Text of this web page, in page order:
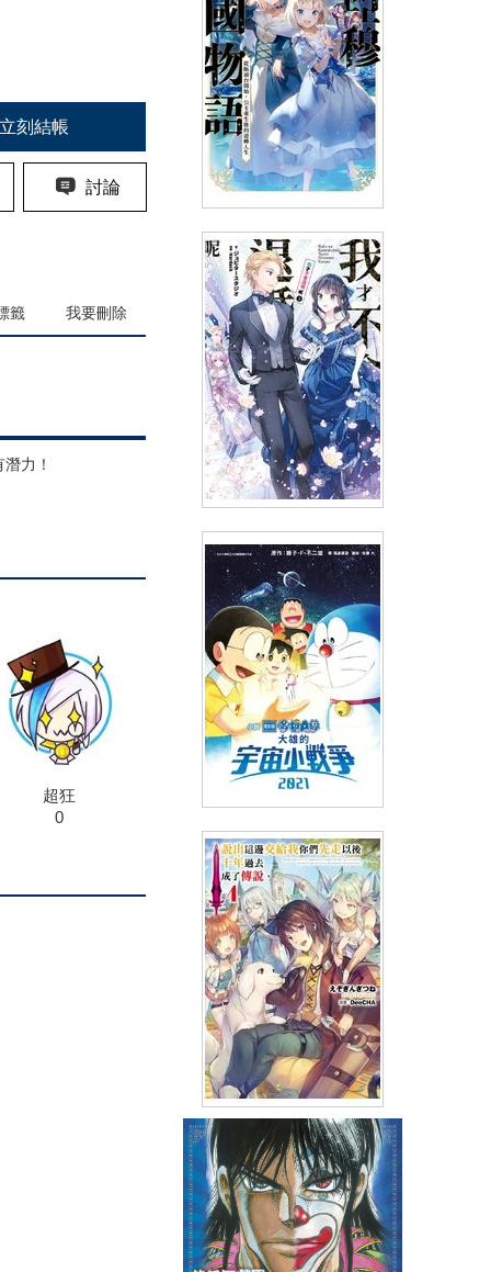
立刻結帳
討論
籤 我要刪除
力！
超狂
0
輕小說 堤亞穆帝國物語(05)~從
斷頭台開始，公主重生後的逆轉
人生~
NT$300 90折 NT$270 (USD8.96)
(03)END
NT$240 90折 NT$216 USD 7.17)
小說 電影版哆啦A夢 大雄的宇
宙小戰爭2021(全)
NT$240 90折 NT$216 (USD7.17)
輕小說 說出這邊交給我你們先
走以後十年過去成了傳說。(04)
NT$240 90折 NT$216 (USD7.17)